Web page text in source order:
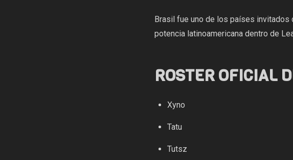
Brasil fue uno de los países
potencia latinoamericana dentro de
ROSTER OFICIAL
Xyno
Tatu
Tutsz